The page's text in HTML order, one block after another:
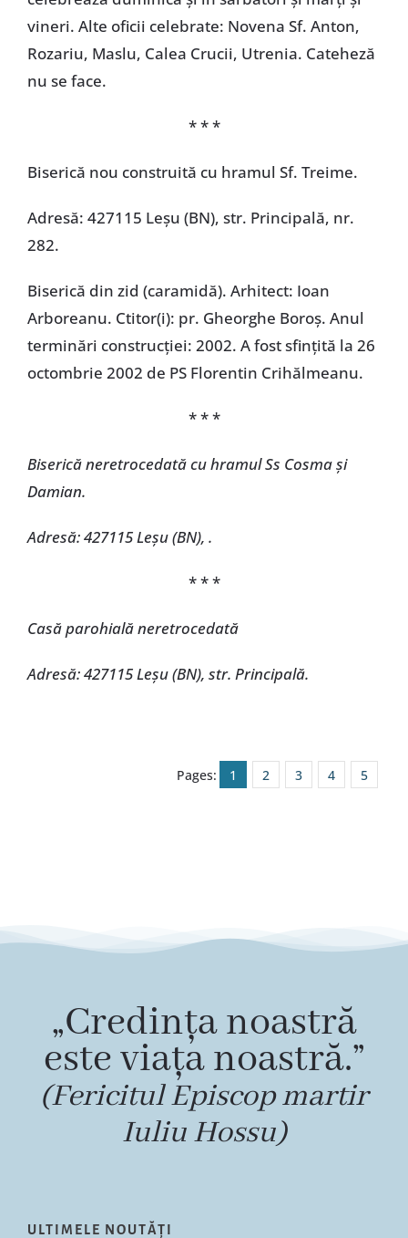
vineri. Alte oficii celebrate: Novena Sf. Anton,
Rozariu, Maslu, Calea Crucii, Utrenia. Cateheză
nu se face.
* * *
Biserică nou construită cu hramul Sf. Treime.
Adresă: 427115 Leșu (BN), str. Principală, nr.
282.
Biserică din zid (caramidă). Arhitect: Ioan
Arboreanu. Ctitor(i): pr. Gheorghe Boroș. Anul
terminări construcţiei: 2002. A fost sfinţită la 26
octombrie 2002 de PS Florentin Crihălmeanu.
* * *
Biserică neretrocedată cu hramul Ss Cosma și
Damian.
Adresă: 427115 Leșu (BN), .
* * *
Casă parohială neretrocedată
Adresă: 427115 Leșu (BN), str. Principală.
Pages: 1 2 3 4 5
„Credința noastră
este viața noastră.”
(Fericitul Episcop martir
Iuliu Hossu)
ULTIMELE NOUTĂȚI